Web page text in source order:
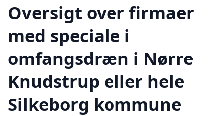
Oversigt over firmaer
med speciale i
omfangsdræn i Nørre
Knudstrup eller hele
Silkeborg kommune